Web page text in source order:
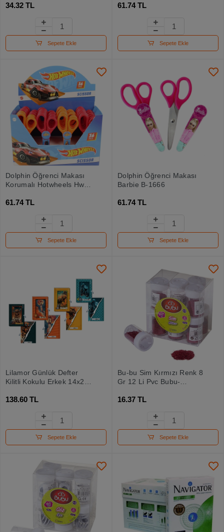
34.32 TL
Sepete Ekle
61.74 TL
Sepete Ekle
Dolphin Öğrenci Makası
Korumalı Hotwheels Hw-
61.74 TL
Sepete Ekle
Dolphin Öğrenci Makası
Barbie B-1666
61.74 TL
Sepete Ekle
Lilamor Günlük Defter
Kilitli Kokulu Erkek 14x20
138.60 TL
Sepete Ekle
Bu-bu Sim Kırmızı Renk 8
Gr 12 Li Pvc Bubu-
16.37 TL
Sepete Ekle